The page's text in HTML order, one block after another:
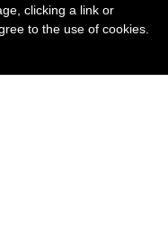
clicking a link or
to the use of cookies.